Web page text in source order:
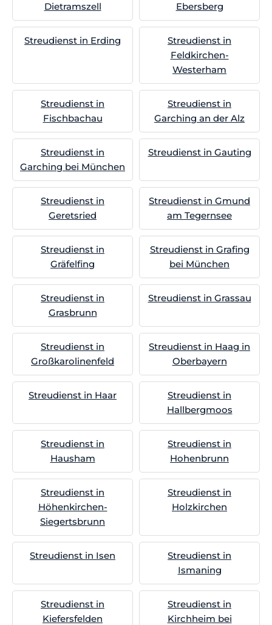
Dietramszell
Ebersberg
Streudienst in Erding
Streudienst in
Feldkirchen-
Westerham
Streudienst in
Fischbachau
Streudienst in
Garching an der Alz
Streudienst in
Garching bei München
Streudienst in Gauting
Streudienst in
Geretsried
Streudienst in Gmund
am Tegernsee
Streudienst in
Gräfelfing
Streudienst in Grafing
bei München
Streudienst in
Grasbrunn
Streudienst in Grassau
Streudienst in
Großkarolinenfeld
Streudienst in Haag in
Oberbayern
Streudienst in Haar
Streudienst in
Hallbergmoos
Streudienst in
Hausham
Streudienst in
Hohenbrunn
Streudienst in
Höhenkirchen-
Siegertsbrunn
Streudienst in
Holzkirchen
Streudienst in Isen
Streudienst in
Ismaning
Streudienst in
Kiefersfelden
Streudienst in
Kirchheim bei